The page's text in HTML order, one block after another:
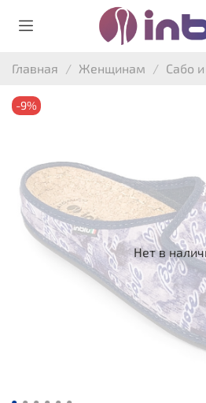
Главная Женщинам Сабо
Нет в
-9%